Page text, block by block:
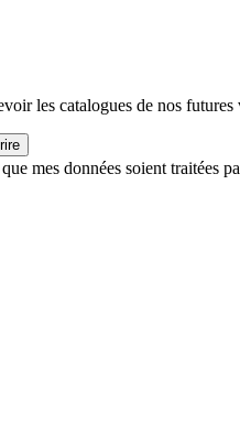
les catalogues de nos futures
mes données soient traitées